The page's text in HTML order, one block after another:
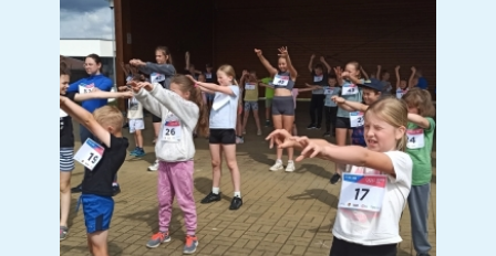
Akce a fotogalerie školní družiny
Platba za ŠD
Přihlašování do ŠD
Kontakt